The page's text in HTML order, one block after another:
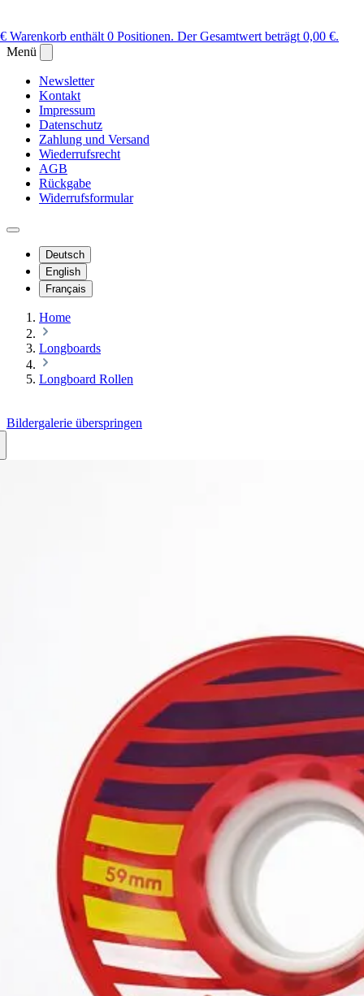
Warenkorb enthält 0 Positionen. Der Gesamtwert beträgt 0,00 €.
Menü
Newsletter
Kontakt
Impressum
Datenschutz
Zahlung und Versand
Wiederrufsrecht
AGB
Rückgabe
Widerrufsformular
Deutsch
English
Français
Home
Longboards
Longboard Rollen
Bildergalerie überspringen